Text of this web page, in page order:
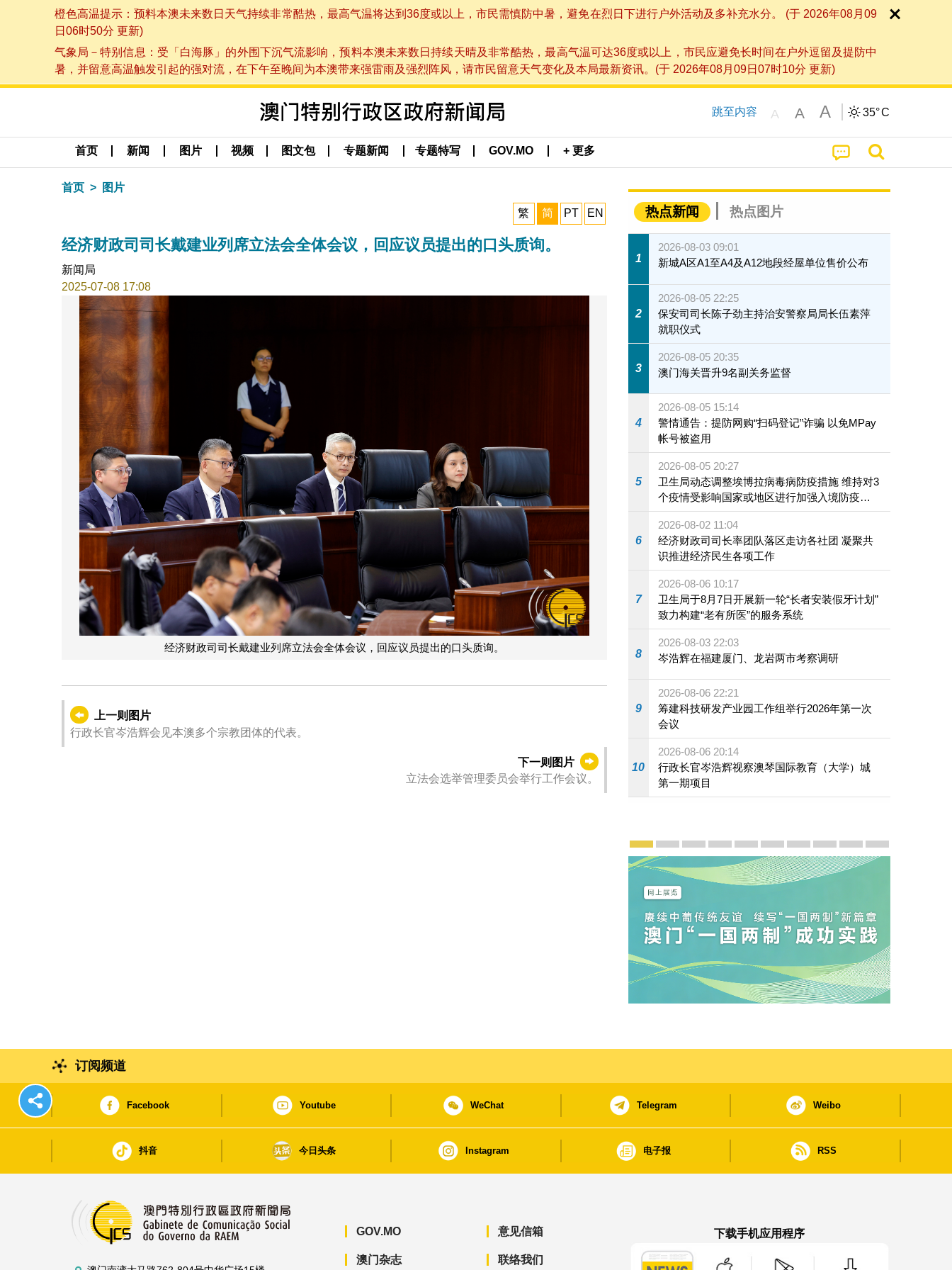
橙色高温提示：预料本澳未来数日天气持续非常酷热，最高气温将达到36度或以上，市民需慎防中暑，避免在烈日下进行户外活动及多补充水分。 (于 2026年08月09
日06时50分 更新)
气象局－特别信息：受「白海豚」的外围下沉气流影响，预料本澳未来数日持续天晴及非常酷热，最高气温可达36度或以上，市民应避免长时间在户外逗留及提防中
暑，并留意高温触发引起的强对流，在下午至晚间为本澳带来强雷雨及强烈阵风，请市民留意天气变化及本局最新资讯。(于 2026年08月09日07时10分 更新)
跳至内容 A A A 35°C
首页 新闻 图片 视频 图文包 专题新闻 专题特写 GOV.MO + 更多
首页 图片
繁 简 PT EN
经济财政司司长戴建业列席立法会全体会议，回应议员提出的口头质询。
新闻局
2025-07-08 17:08
经济财政司司长戴建业列席立法会全体会议，回应议员提出的口头质询。
上一则图片
行政长官岑浩辉会见本澳多个宗教团体的代表。
下一则图片
立法会选举管理委员会举行工作会议。
热点新闻 热点图片
1
2026-08-03 09:01
新城A区A1至A4及A12地段经屋单位售价公布
2
2026-08-05 22:25
保安司司长陈子劲主持治安警察局局长伍素萍
就职仪式
3
2026-08-05 20:35
澳门海关晋升9名副关务监督
4
2026-08-05 15:14
警情通告：提防网购“扫码登记”诈骗 以免MPay
帐号被盗用
5
2026-08-05 20:27
卫生局动态调整埃博拉病毒病防疫措施 维持对3
个疫情受影响国家或地区进行加强入境防疫措
施
6
2026-08-02 11:04
经济财政司司长率团队落区走访各社团 凝聚共
识推进经济民生各项工作
7
2026-08-06 10:17
卫生局于8月7日开展新一轮“长者安装假牙计划”
致力构建“老有所医”的服务系统
8
2026-08-03 22:03
岑浩辉在福建厦门、龙岩两市考察调研
9
2026-08-06 22:21
筹建科技研发产业园工作组举行2026年第一次
会议
10
2026-08-06 20:14
行政长官岑浩辉视察澳琴国际教育（大学）城
第一期项目
宣传及推广
赓续中葡传统友谊 续写“一国两制”新篇章 — 澳门“一国
澳门名片集
行政长官岑浩辉11月18日发表2026年施政报
施政特写澳门特别行政区经济和社会发展第
横琴粤澳深度合作区专题网站
施政小讲堂
走进澳门澳门相簿2020
《澳门微视
订阅频道
Facebook Youtube WeChat Telegram Weibo
抖音 今日头条 Instagram 电子报 RSS
GOV.MO
澳门杂志
意见信箱
联络我们
下载手机应用程序